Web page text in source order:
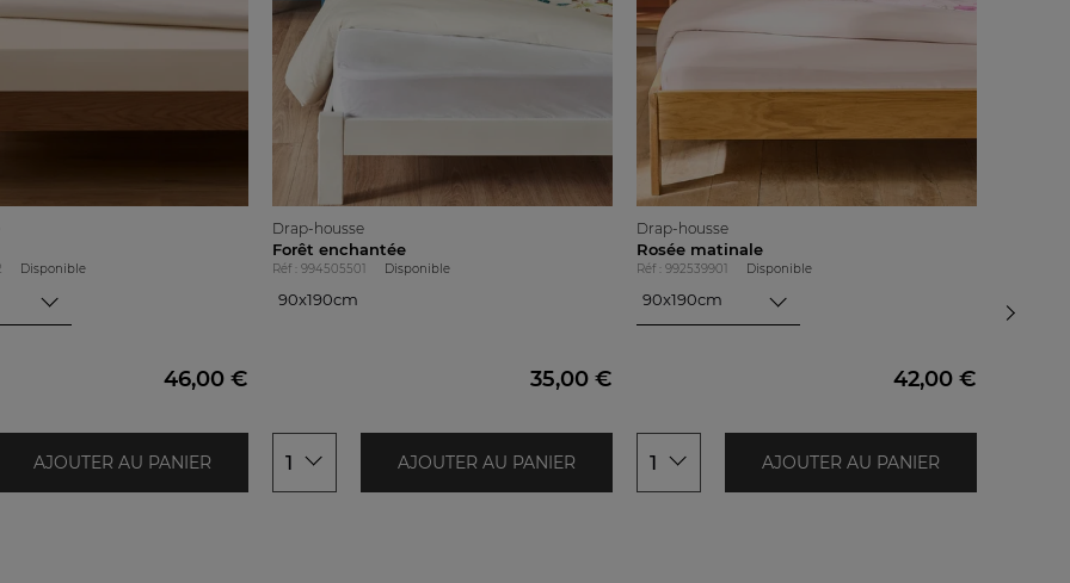
Disponible
46,00 €
AJOUTER AU PANIER
Drap-housse
Forêt enchantée
Réf : 994505501 Disponible
90x190cm
35,00 €
1 AJOUTER AU PANIER
Drap-housse
Rosée matinale
Réf : 992539901 Disponible
90x190cm
42,00 €
1 AJOUTER AU PANIER